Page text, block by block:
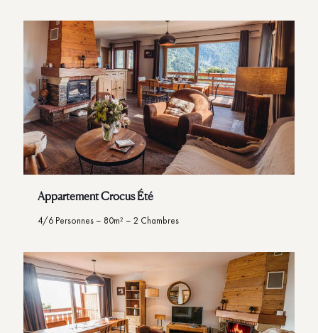
Appartement Crocus Été
4/6 Personnes – 80m² – 2 Chambres